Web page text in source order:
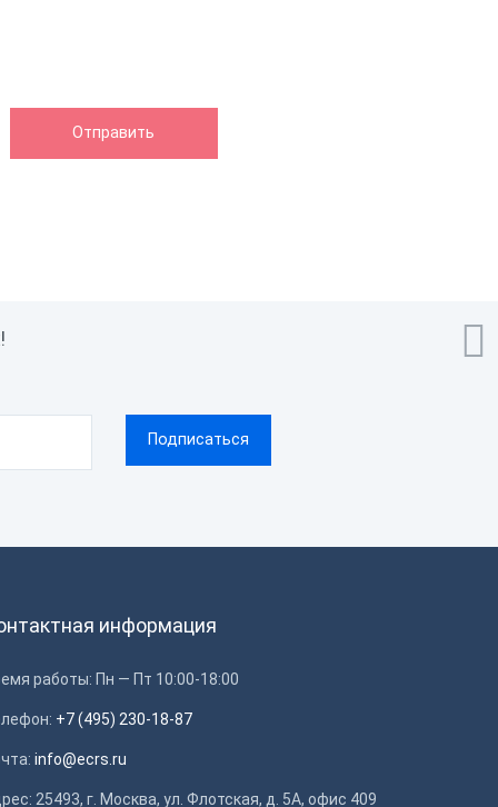

информация
работы: Пн — Пт 10:00-18:00
+7 (495) 230-18-87
info@ecrs.ru
25493, г. Москва, ул. Флотская, д. 5А, офис 409